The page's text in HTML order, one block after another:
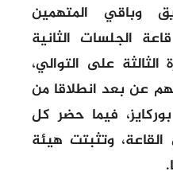
وباقي المتهمين
الجلسات الثانية
الثالثة على التوالي،
عن بعد انطلاقا من
فيما حضر كل
وتثبتت هيئة